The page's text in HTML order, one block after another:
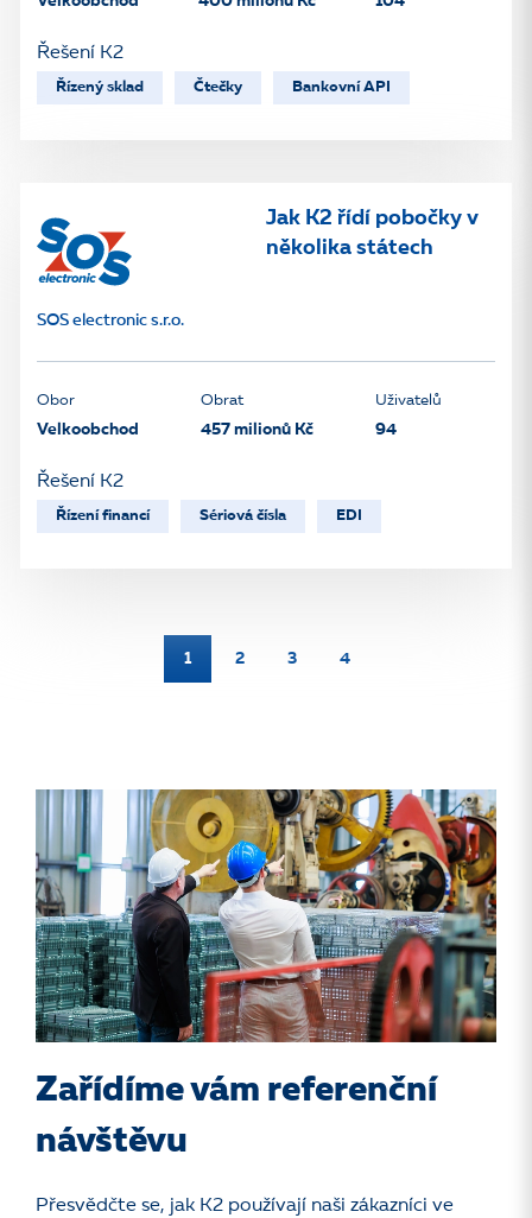
Řešení K2
Řízený sklad Čtečky Bankovní API
SOS electronic s.r.o.
Jak K2 řídí pobočky v
několika státech
Obor
Velkoobchod
Obrat
457 milionů Kč
Uživatelů
94
Řešení K2
Řízení financí Sériová čísla EDI
1 2 3 4
Zařídíme vám referenční
návštěvu
Přesvědčte se, jak K2 používají naši zákazníci ve